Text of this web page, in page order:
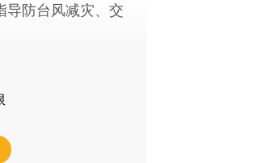
导防台风减灾、交